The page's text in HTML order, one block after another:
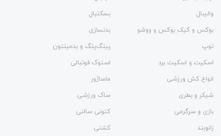
والیبال
بسکتبال
بوکس و کیک بوکس و ووشو
بدنسازی
توپ
پینگ‌پنگ و بدمينتون
اسکیت و اسکیت برد
استوک فوتبالی
انواع کش ورزشی
ماساژور
شیکر و بطری
ساک ورزشی
بازی و سرگرمی
کتونی سالنی
زانوبند
کشتی